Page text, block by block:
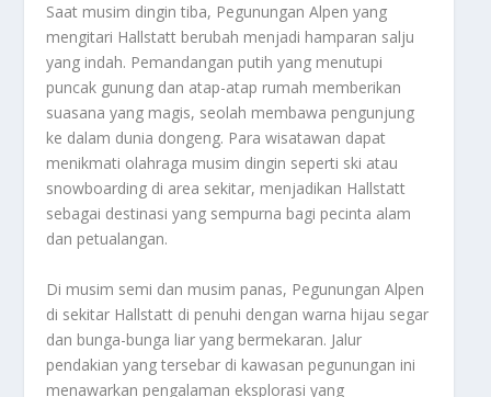
Saat musim dingin tiba, Pegunungan Alpen yang
mengitari Hallstatt berubah menjadi hamparan salju
yang indah. Pemandangan putih yang menutupi
puncak gunung dan atap-atap rumah memberikan
suasana yang magis, seolah membawa pengunjung
ke dalam dunia dongeng. Para wisatawan dapat
menikmati olahraga musim dingin seperti ski atau
snowboarding di area sekitar, menjadikan Hallstatt
sebagai destinasi yang sempurna bagi pecinta alam
dan petualangan.
Di musim semi dan musim panas, Pegunungan Alpen
di sekitar Hallstatt di penuhi dengan warna hijau segar
dan bunga-bunga liar yang bermekaran. Jalur
pendakian yang tersebar di kawasan pegunungan ini
menawarkan pengalaman eksplorasi yang